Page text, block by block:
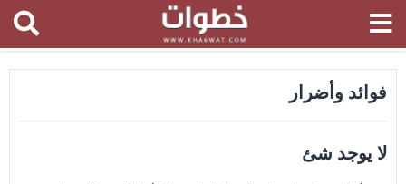
فوائد وأضرار
لا يوجد شئ